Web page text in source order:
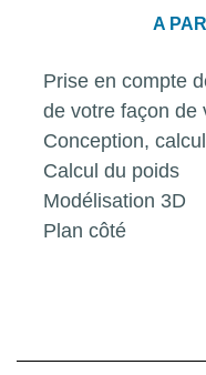
A
Prise en compte
de votre façon de
Conception,
Calcul du poids
Modélisation 3D
Plan côté